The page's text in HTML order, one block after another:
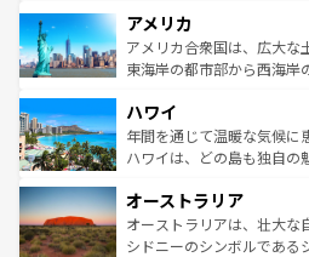
ンツ一覧を参照してほしい。
の建物がそのまま残る町や
博物館もあり、アルプス観
ことができる。国民の所得
ば市内交通費無料で観光を楽し
着のスイス情報はコンテン
アメリカ
アメリカ合衆国は、広大な
東海岸の都市部から西海岸
のような巨大都市は、観光
ンメントが詰まった刺激的
西部には大自然が広がり、
部のニューオーリンズでは
文化が魅力。旅行者はアメ
しみながら、その多様性と
ハワイ
年間を通じて温暖な気候に
ハワイは、どの島も独自の
ワイ島は見逃せない。また
島だが、静かな自然を求め
おすすめ。エメラルドグリ
オーストラリア
オーストラリアは、壮大な
シドニーのシンボルである